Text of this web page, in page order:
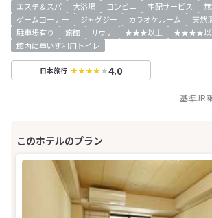
エステ＆スパ 大浴場 コンビニ 宅配サービス
ゲームコーナー
ジャグジー カラオケルーム 天然
駐車場有り
旅館 サウナ ★★★以上
★★★★以
館内に車いす利用トイレ
日本旅行 4.0
基準JR